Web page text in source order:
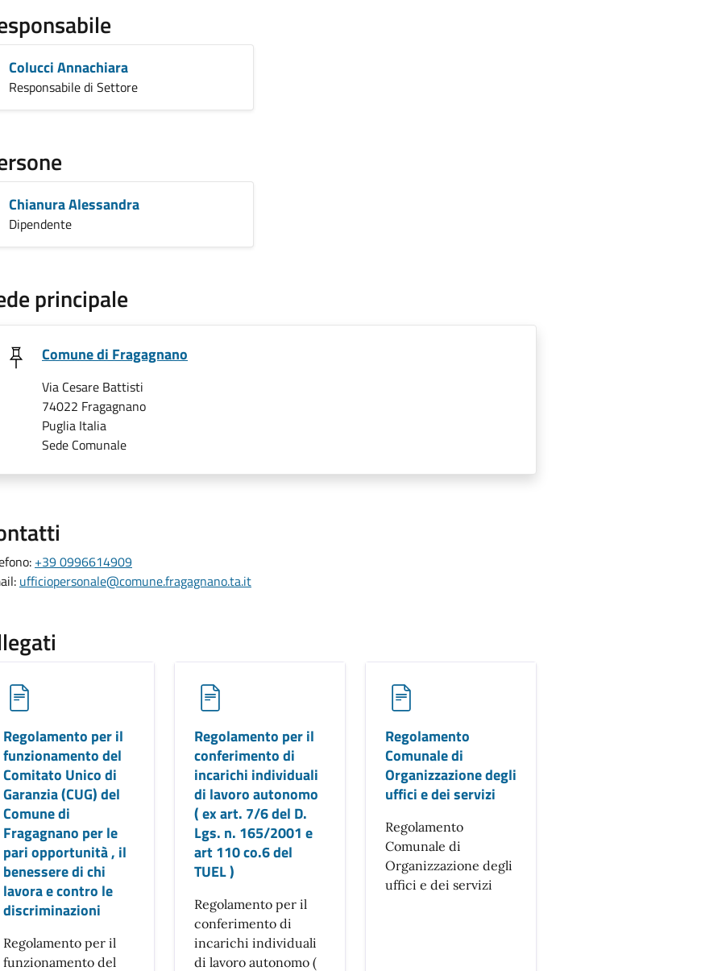
Colucci Annachiara
Responsabile di Settore
Chianura Alessandra
Dipendente
principale
Comune di Fragagnano
Via Cesare Battisti
74022 Fragagnano
Puglia Italia
Sede Comunale
+39 0996614909
ufficiopersonale@comune.fragagnano.ta.it
Regolamento per il
funzionamento del
Comitato Unico di
Garanzia (CUG) del
Comune di
Fragagnano per le
pari opportunità , il
benessere di chi
lavora e contro le
discriminazioni
Regolamento per il
funzionamento del
Regolamento per il
conferimento di
incarichi individuali
di lavoro autonomo
( ex art. 7/6 del D.
Lgs. n. 165/2001 e
art 110 co.6 del
TUEL )
Regolamento per il
conferimento di
incarichi individuali
di lavoro autonomo (
Regolamento
Comunale di
Organizzazione degli
uffici e dei servizi
Regolamento
Comunale di
Organizzazione degli
uffici e dei servizi